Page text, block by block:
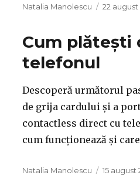
Autor
Natalia Manolescu
Publicat
22 august
Cum plătești
telefonul
Descoperă următorul
de grija cardului și a
contactless direct cu
cum funcționează și
Autor
Natalia Manolescu
Publicat
15 august